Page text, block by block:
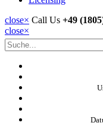
close× Call Us +49
close×